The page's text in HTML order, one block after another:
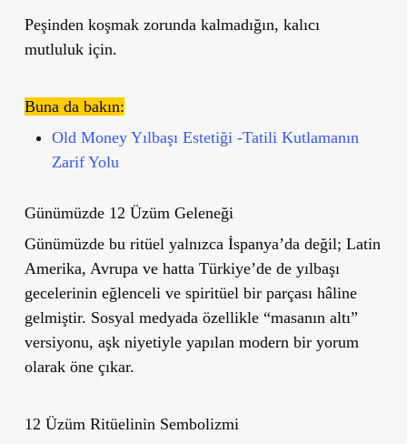
Peşinden koşmak zorunda kalmadığın, kalıcı
mutluluk için.
Buna da bakın:
Old Money Yılbaşı Estetiği -Tatili Kutlamanın
Zarif Yolu
Günümüzde 12 Üzüm Geleneği
Günümüzde bu ritüel yalnızca İspanya’da değil; Latin
Amerika, Avrupa ve hatta Türkiye’de de yılbaşı
gecelerinin eğlenceli ve spiritüel bir parçası hâline
gelmiştir. Sosyal medyada özellikle “masanın altı”
versiyonu, aşk niyetiyle yapılan modern bir yorum
olarak öne çıkar.
12 Üzüm Ritüelinin Sembolizmi